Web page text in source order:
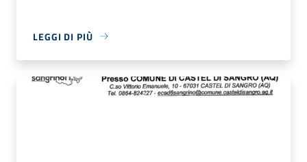
LEGGI DI PIÙ